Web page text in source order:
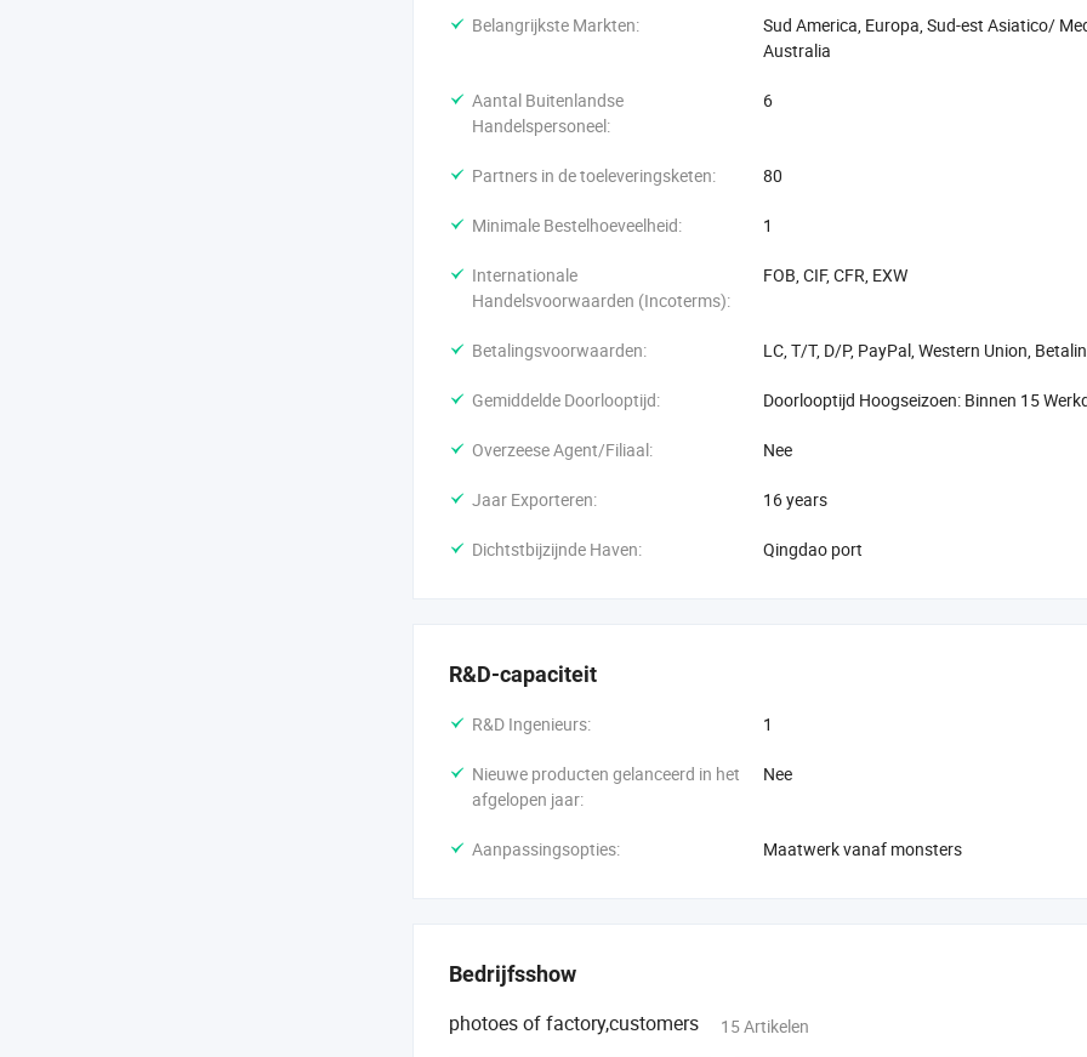
Belangrijkste Markten:
Sud America, Europa, Sud-est Asiatico/
Australia
Aantal Buitenlandse
Handelspersoneel:
6
Partners in de toeleveringsketen: 80
Minimale Bestelhoeveelheid: 1
Internationale
Handelsvoorwaarden (Incoterms):
FOB, CIF, CFR, EXW
Betalingsvoorwaarden: LC, T/T, D/P, PayPal, Western Union,
Gemiddelde Doorlooptijd: Doorlooptijd Hoogseizoen: Binnen 15
Overzeese Agent/Filiaal: Nee
Jaar Exporteren: 16 years
Dichtstbijzijnde Haven: Qingdao port
R&D-capaciteit
R&D Ingenieurs: 1
Nieuwe producten gelanceerd in het
afgelopen jaar:
Nee
Aanpassingsopties: Maatwerk vanaf monsters
Bedrijfsshow
photoes of factory,customers 15 Artikelen